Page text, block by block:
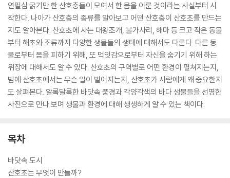
연필심 굵기만 한 산호충들이 모여서 한 몸을 이룬 것이라는 사실부터 시
작한다. 나아가 산호충의 종류를 알아보고 어떤 산호충이 산호초를 만드는
지도 알아본다. 산호초에 사는 대왕조개, 불가사리, 해마 등 크고 작은 동물
부터 해초와 조류까지 다양한 생물들의 생태에 대해서도 다룬다. 다른 동
물로부터 몸을 피하기 위해, 또 먹잇감으로부터 자신을 숨기기 위해 하는
위장에 대해서도 알 수 있다. 산호초의 구역별로 어떤 환경이 펼쳐지는지,
밤에 산호초에서는 무슨 일이 벌어지는지, 산호초가 사람에게 왜 중요한지
도 살펴본다. 알록달록한 바닷속 풍경과 각양각색의 바다 생물들을 선명한
사진으로 만나 보며 생물과 환경에 대해 생생하게 알 수 있는 책이다.
목차
바닷속 도시
산호초는 무엇이 만들까?